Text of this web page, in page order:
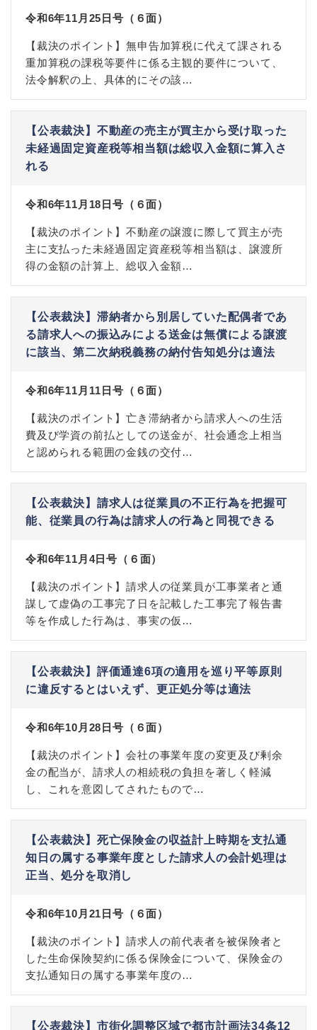
令和6年11月25日号（６面）
【裁決のポイント】無申告加算税に代えて課される
重加算税の課税等要件に係る主観的要件について、
法令解釈の上、具体的にその該…
【公表裁決】不動産の売主が買主から受け取った
未経過固定資産税等相当額は総収入金額に算入さ
れる
令和6年11月18日号（６面）
【裁決のポイント】不動産の譲渡に際して買主が売
主に支払った未経過固定資産税等相当額は、譲渡所
得の金額の計算上、総収入金額…
【公表裁決】滞納者から別居していた配偶者であ
る請求人への振込みによる送金は無償による譲渡
に該当、第二次納税義務の納付告知処分は適法
令和6年11月11日号（６面）
【裁決のポイント】亡き滞納者から請求人への生活
費及び学資の前払としての送金が、社会通念上相当
と認められる範囲の金銭の交付…
【公表裁決】請求人は従業員の不正行為を把握可
能、従業員の行為は請求人の行為と同視できる
令和6年11月4日号（６面）
【裁決のポイント】請求人の従業員が工事業者と通
謀して虚偽の工事完了日を記載した工事完了報告書
等を作成した行為は、事実の仮…
【公表裁決】評価通達6項の適用を巡り平等原則
に違反するとはいえず、更正処分等は適法
令和6年10月28日号（６面）
【裁決のポイント】会社の事業年度の変更及び剰余
金の配当が、請求人の相続税の負担を著しく軽減
し、これを意図してされたもので…
【公表裁決】死亡保険金の収益計上時期を支払通
知日の属する事業年度とした請求人の会計処理は
正当、処分を取消し
令和6年10月21日号（６面）
【裁決のポイント】請求人の前代表者を被保険者と
した生命保険契約に係る保険金について、保険金の
支払通知日の属する事業年度の…
【公表裁決】市街化調整区域で都市計画法34条12